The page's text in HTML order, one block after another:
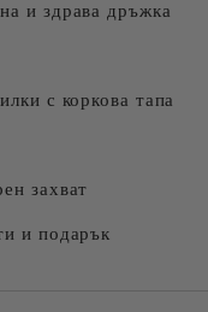
и здрава дръжка
с коркова тапа
захват
и подарък